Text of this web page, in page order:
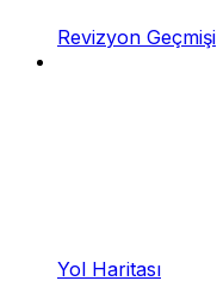
Revizyon Geçmişi
Yol Haritası